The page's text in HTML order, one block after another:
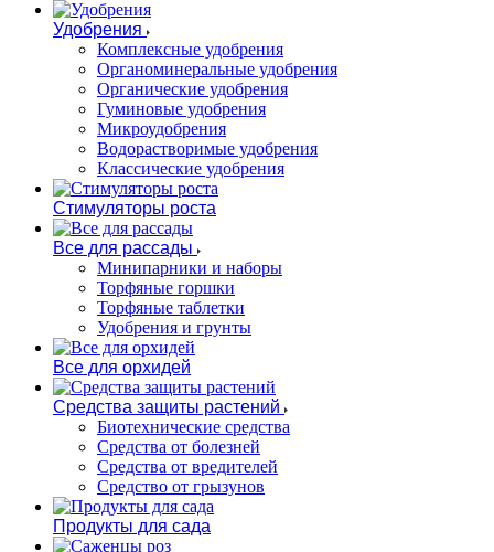
Удобрения
Комплексные удобрения
Органоминеральные удобрения
Органические удобрения
Гуминовые удобрения
Микроудобрения
Водорастворимые удобрения
Классические удобрения
Стимуляторы роста
Все для рассады
Минипарники и наборы
Торфяные горшки
Торфяные таблетки
Удобрения и грунты
Все для орхидей
Средства защиты растений
Биотехнические средства
Средства от болезней
Средства от вредителей
Средство от грызунов
Продукты для сада